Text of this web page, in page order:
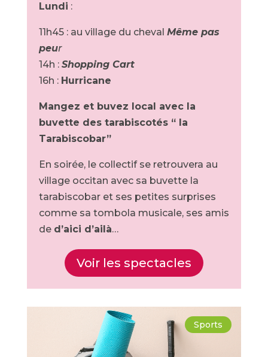
Lundi :
11h45 : au village du cheval Même pas
peur
14h : Shopping Cart
16h : Hurricane
Mangez et buvez local avec la
buvette des tarabiscotés “ la
Tarabiscobar”
En soirée, le collectif se retrouvera au
village occitan avec sa buvette la
tarabiscobar et ses petites surprises
comme sa tombola musicale, ses amis
de d’aici d’ailà…
Voir les spectacles
Sports